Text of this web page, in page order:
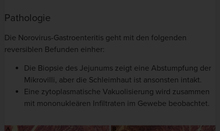
Pathologie
Die Norovirus-Gastroenteritis geht mit den folgenden
reversiblen Befunden einher:
Die Biopsie des Jejunums zeigt eine Abstumpfung der
Mikrovilli, aber die Schleimhaut ist ansonsten intakt.
Eine zytoplasmatische Vakuolisierung wird zusammen
mit mononukleären Infiltraten im Gewebe beobachtet.